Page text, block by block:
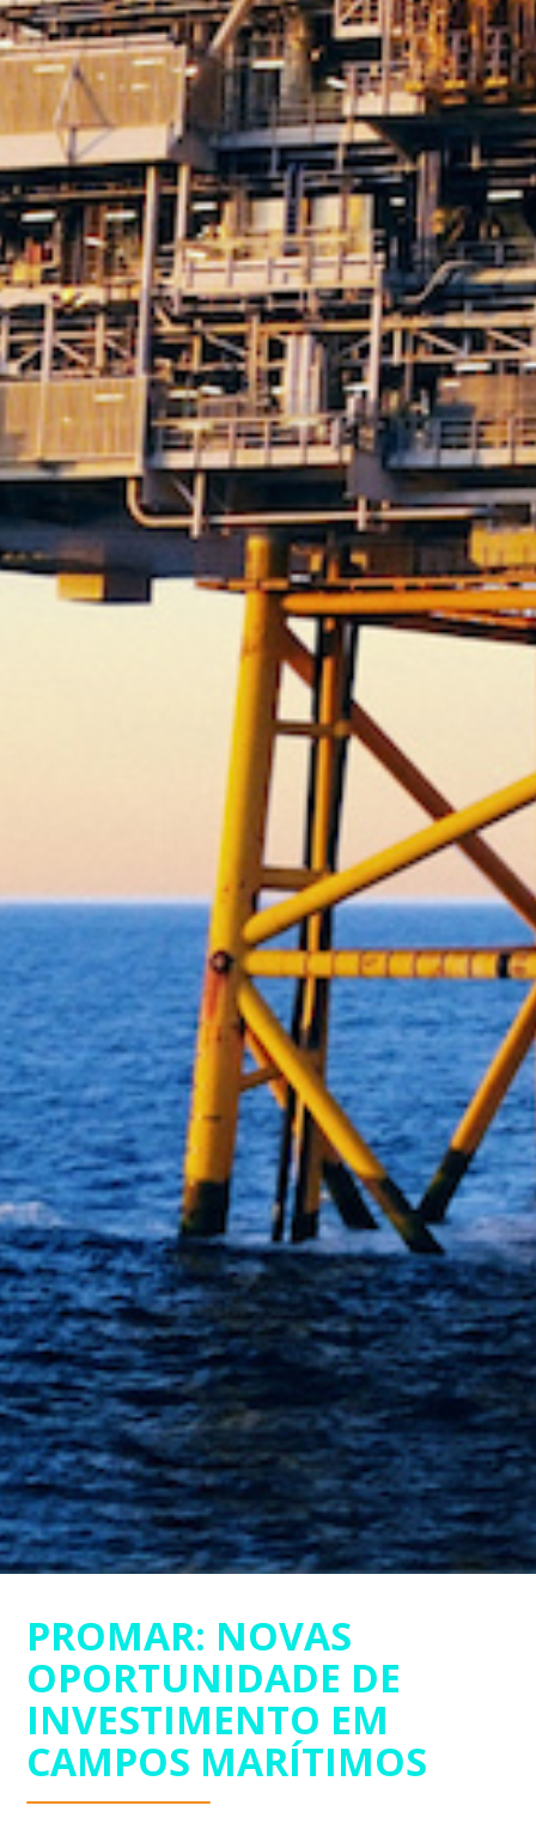
PROMAR: NOVAS
OPORTUNIDADE DE
INVESTIMENTO EM
CAMPOS MARÍTIMOS